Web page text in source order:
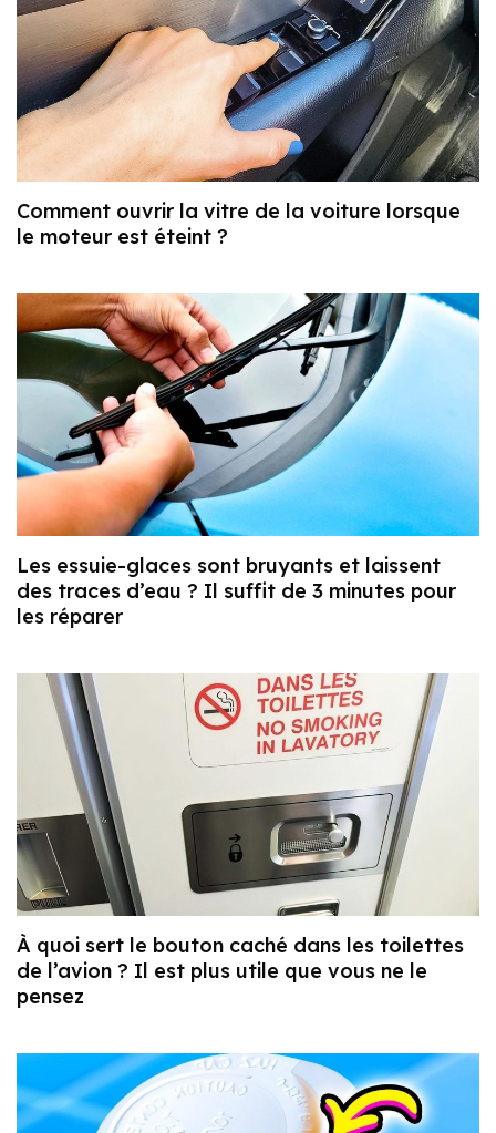
Comment ouvrir la vitre de la voiture lorsque
le moteur est éteint ?
Les essuie-glaces sont bruyants et laissent
des traces d’eau ? Il suffit de 3 minutes pour
les réparer
À quoi sert le bouton caché dans les toilettes
de l’avion ? Il est plus utile que vous ne le
pensez